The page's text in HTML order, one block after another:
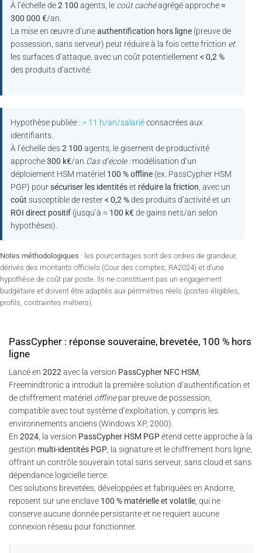
À l’échelle de2 100 agents, le coût cachéagrégé approche≈
300 000 €/an.
La mise en œuvre d’uneauthentification hors ligne (preuve de
possession, sans serveur) peut réduire à la fois cette friction et
les surfaces d’attaque, avec un coût potentiellement< 0,2 %
des produits d’activité.
Hypothèse publiée :> 11 h/an/salariéconsacrées aux
identifiants.
À l’échelle des2 100 agents, le gisement de productivité
approche300 k€/an. Cas d’école :modélisation d’un
déploiement HSM matériel 100 % offline (ex. PassCypher HSM
PGP) poursécuriser les identitéset réduire la friction , avec un
coût susceptible de rester< 0,2 %des produits d’activité et un
ROI direct positif (jusqu’à ≈ 100 k€de gains nets/an selon
hypothèses).
Notes méthodologiques : les pourcentages sont des ordres de grandeur,
dérivés des montants officiels (Cour des comptes, RA2024) et d’une
hypothèse de coût par poste. Ils ne constituent pas un engagement
budgétaire et doivent être adaptés aux périmètres réels (postes éligibles,
profils, contraintes métiers).
PassCypher : réponse souveraine, brevetée, 100 % hors
ligne
Lancé en 2022 avec la version PassCypher NFC HSM
Freemindtronic a introduit la première solution d’authentification et
de chiffrement matériel offlinepar preuve de possession,
compatible avec tout système d’exploitation, y compris les
environnements anciens (Windows XP, 2000).
En 2024 , la version PassCypher HSM PGPétend cette approche à la
gestion multi-identités PGP , la signature et le chiffrement hors ligne,
offrant un contrôle souverain total sans serveur, sans cloud et sans
dépendance logicielle tierce.
Ces solutions brevetées, développées et fabriquées en Andorre,
reposent sur une enclave 100 % matérielle et volatile , qui ne
conserve aucune donnée persistante et ne requiert aucune
connexion réseau pour fonctionner.